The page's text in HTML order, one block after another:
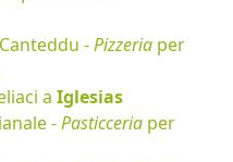
-Pizzeria per
a Iglesias
-Pasticceria per